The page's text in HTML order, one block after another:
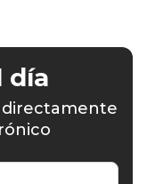
día
directamente